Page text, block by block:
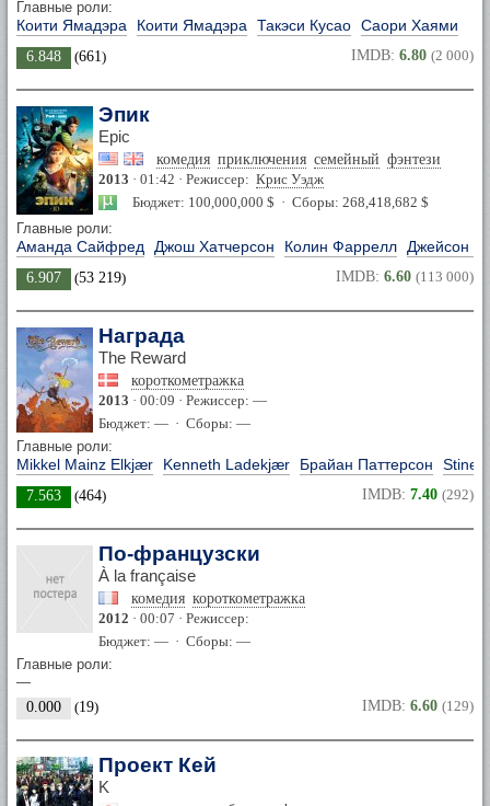
Главные роли:
Коити Ямадэра Коити Ямадэра Такэси Кусао Саори Хаями
6.848 (661) IMDB: 6.80 (2 000)
Эпик
Epic
комедия приключения семейный фэнтези
2013 · 01:42 · Режиссер: Крис Уэдж
Бюджет: 100,000,000 $ · Сборы: 268,418,682 $
Главные роли:
Аманда Сайфред Джош Хатчерсон Колин Фаррелл Джейсон
6.907 (53 219) IMDB: 6.60 (113 000)
Награда
The Reward
короткометражка
2013 · 00:09 · Режиссер: —
Бюджет: — · Сборы: —
Главные роли:
Mikkel Mainz Elkjær Kenneth Ladekjær Брайан Паттерсон Stine
7.563 (464) IMDB: 7.40 (292)
По-французски
À la française
комедия короткометражка
2012 · 00:07 · Режиссер:
Бюджет: — · Сборы: —
Главные роли:
—
0.000
(19) IMDB: 6.60 (129)
Проект Кей
K